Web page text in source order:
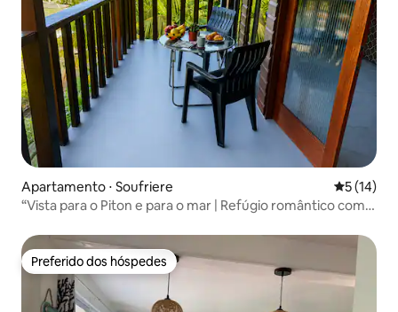
Apartamento ⋅ Soufriere 5 de uma
5 (14)
“Vista para o Piton e para o mar | Refúgio romântico com
Preferido dos hóspedes
Preferido dos hóspedes